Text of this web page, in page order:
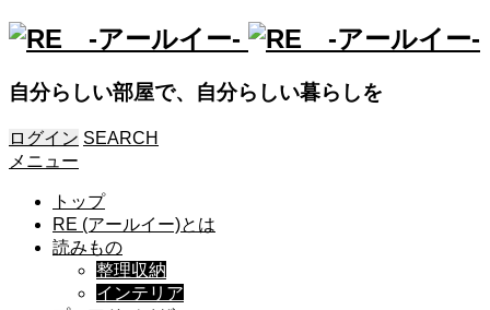
自分らしい部屋で、自分らしい暮らしを
ログイン SEARCH
メニュー
トップ
RE (アールイー)とは
読みもの
整理収納
インテリア